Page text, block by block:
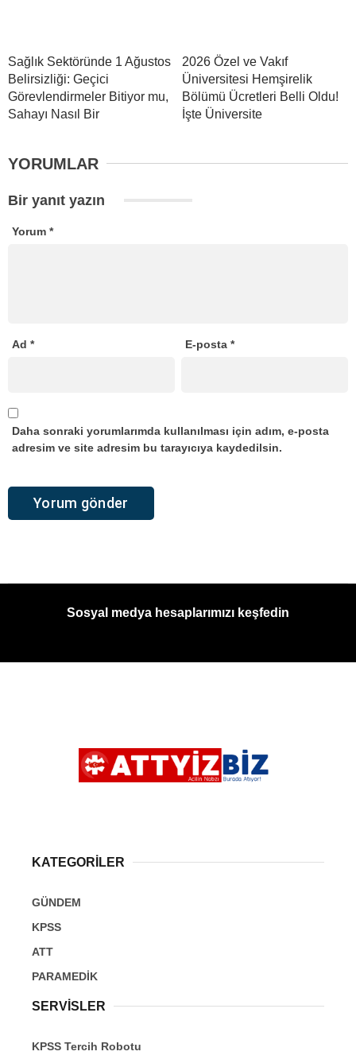
Sağlık Sektöründe 1 Ağustos
Belirsizliği: Geçici
Görevlendirmeler Bitiyor mu,
Sahayı Nasıl Bir
2026 Özel ve Vakıf
Üniversitesi Hemşirelik
Bölümü Ücretleri Belli Oldu!
İşte Üniversite
YORUMLAR
Bir yanıt yazın
Yorum *
Ad * E-posta*
Daha sonraki yorumlarımda kullanılması için adım, e-posta
adresim ve site adresim bu tarayıcıya kaydedilsin.
Sosyal medya hesaplarımızı keşfedin
KATEGORİLER
GÜNDEM
KPSS
ATT
PARAMEDİK
SERVİSLER
KPSS Tercih Robotu